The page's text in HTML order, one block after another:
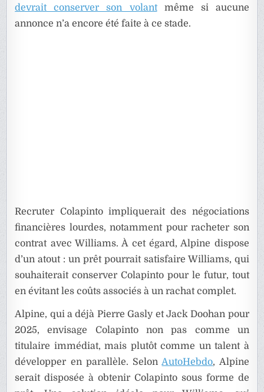
devrait conserver son volantmême si aucune
annonce n’a encore été faite à ce stade.
Recruter Colapinto impliquerait des négociations
financières lourdes, notamment pour racheter son
contrat avec Williams. À cet égard, Alpine dispose
d’un atout : un prêt pourrait satisfaire Williams, qui
souhaiterait conserver Colapinto pour le futur, tout
en évitant les coûts associés à un rachat complet.
Alpine, qui a déjà Pierre Gasly et Jack Doohan pour
2025, envisage Colapinto non pas comme un
titulaire immédiat, mais plutôt comme un talent à
développer en parallèle. Selon AutoHebdo, Alpine
serait disposée à obtenir Colapinto sous forme de